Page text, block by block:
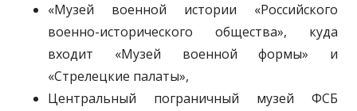
«Музей военной истории «Российского
военно-исторического общества», куда
входит «Музей военной формы» и
«Стрелецкие палаты»,
Центральный пограничный музей ФСБ